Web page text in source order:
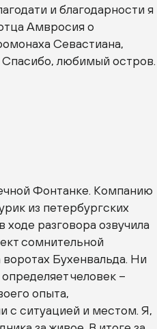
и благодарности я
Амвросия о
Севастиана,
Спасибо, любимый остров.
Фонтанке. Компанию
из петербургских
ходе разговора озвучила
сомнительной
Бухенвальда. Ни
человек –
опыта,
с ситуацией и местом. Я,